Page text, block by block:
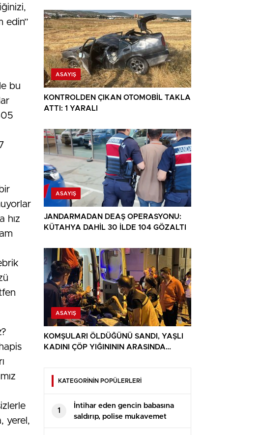
edin”
bu
hız
yerel,
ASAYIŞ
KONTROLDEN ÇIKAN OTOMOBİL TAKLA
ATTI: 1 YARALI
ASAYIŞ
JANDARMADAN DEAŞ OPERASYONU:
KÜTAHYA DAHİL 30 İLDE 104 GÖZALTI
ASAYIŞ
KOMŞULARI ÖLDÜĞÜNÜ SANDI, YAŞLI
KADINI ÇÖP YIĞINININ ARASINDA
KATEGORİNİN POPÜLERLERİ
1
İntihar eden gencin babasına
saldırıp, polise mukavemet
eden 6 şüpheli gözaltına alındı